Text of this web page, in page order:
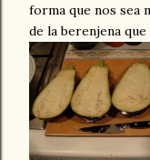
forma que nos sea
de la berenjena